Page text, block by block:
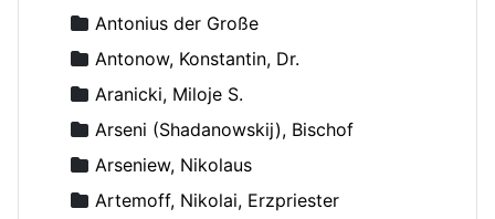
Antonius der Große
Antonow, Konstantin, Dr.
Aranicki, Miloje S.
Arseni (Shadanowskij), Bischof
Arseniew, Nikolaus
Artemoff, Nikolai, Erzpriester